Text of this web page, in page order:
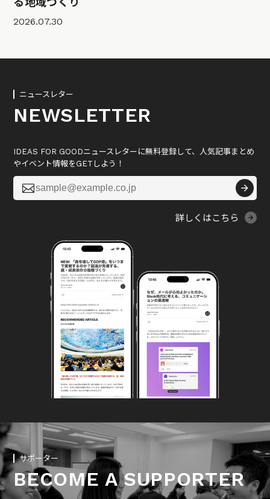
2026.07.30
ニュースレター
NEWSLETTER
IDEAS FOR GOODニュースレターに無料登録して、人気記事まとめ
やイベント情報をGETしよう！

詳しくはこちら
サポーター
BECOME A SUPPORTER